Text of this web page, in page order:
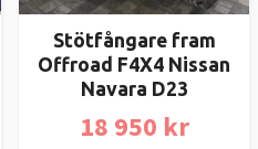
Stötfångare fram
Offroad F4X4 Nissan
Navara D23
18 950 kr